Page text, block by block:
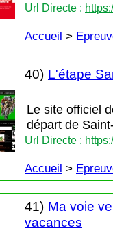
Url Directe :
Accueil >
40) L'étape
Le site officiel
départ de
Url Directe :
Accueil >
41) Ma voie
vacances